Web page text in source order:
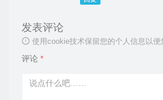
发表评论
使用cookie技术保留您的个人信息以
评论 *